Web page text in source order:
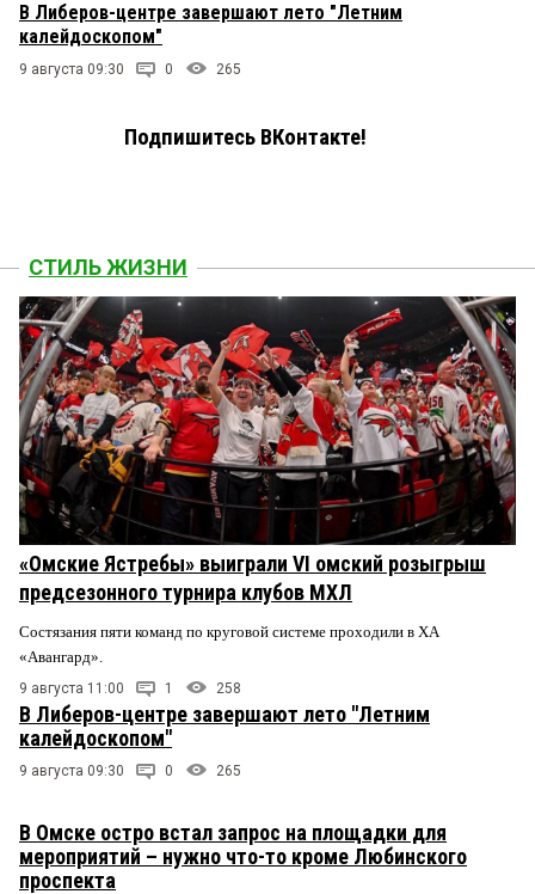
В Либеров-центре завершают лето "Летним
калейдоскопом"
9 августа 09:30 0 265
Подпишитесь ВКонтакте!
СТИЛЬ ЖИЗНИ
«Омские Ястребы» выиграли VI омский розыгрыш
предсезонного турнира клубов МХЛ
Состязания пяти команд по круговой системе проходили в ХА
«Авангард».
9 августа 11:00 1 258
В Либеров-центре завершают лето "Летним
калейдоскопом"
9 августа 09:30 0 265
В Омске остро встал запрос на площадки для
мероприятий – нужно что-то кроме Любинского
проспекта